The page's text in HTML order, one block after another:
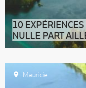
10
NULLE PART
Nature, plein air,
faites le plein de
Mauricie